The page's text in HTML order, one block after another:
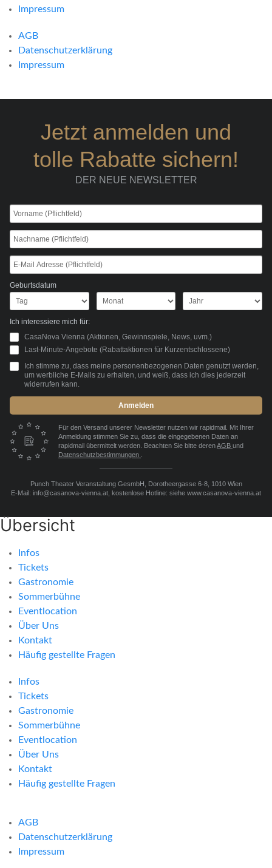
Impressum
AGB
Datenschutzerklärung
Impressum
Jetzt anmelden und
tolle Rabatte sichern!
DER NEUE NEWSLETTER
Geburtsdatum
Ich interessiere mich für:
CasaNova Vienna (Aktionen, Gewinnspiele, News, uvm.)
Last-Minute-Angebote (Rabattaktionen für Kurzentschlossene)
Ich stimme zu, dass meine personenbezogenen Daten genutzt werden,
um werbliche E-Mails zu erhalten, und weiß, dass ich dies jederzeit
widerrufen kann.
Anmelden
Für den Versand unserer Newsletter nutzen wir rapidmail. Mit Ihrer
Anmeldung stimmen Sie zu, dass die eingegebenen Daten an
rapidmail übermittelt werden. Beachten Sie bitte derenAGB und
Datenschutzbestimmungen
Punch Theater Veranstaltung GesmbH, Dorotheergasse 6-8, 1010 Wien
E-Mail: info@casanova-vienna.at, kostenlose Hotline: siehe www.casanova-vienna.at
Übersicht
Infos
Tickets
Gastronomie
Sommerbühne
Eventlocation
Über Uns
Kontakt
Häufig gestellte Fragen
Infos
Tickets
Gastronomie
Sommerbühne
Eventlocation
Über Uns
Kontakt
Häufig gestellte Fragen
AGB
Datenschutzerklärung
Impressum